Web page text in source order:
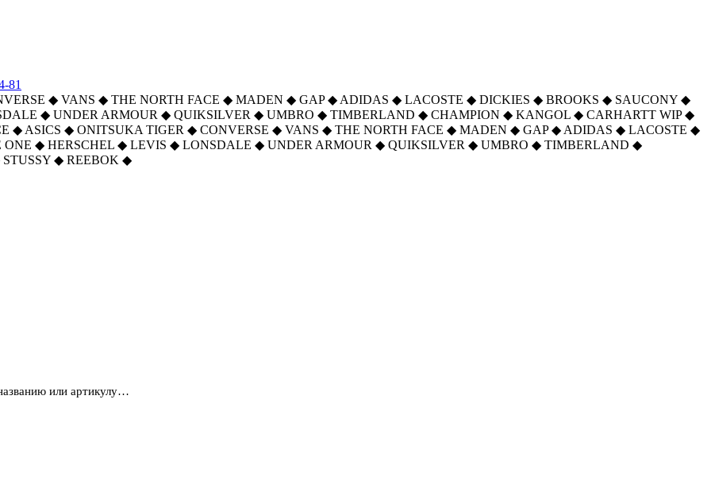
81
◆ VANS ◆ THE NORTH FACE ◆ MADEN ◆ GAP ◆ ADIDAS ◆ LACOSTE ◆ DICKIES ◆ BROOKS ◆ SAUCONY ◆
◆ UNDER ARMOUR ◆ QUIKSILVER ◆ UMBRO ◆ TIMBERLAND ◆ CHAMPION ◆ KANGOL ◆ CARHARTT WIP ◆
◆ ASICS ◆ ONITSUKA TIGER ◆ CONVERSE ◆ VANS ◆ THE NORTH FACE ◆ MADEN ◆ GAP ◆ ADIDAS ◆ LACOSTE ◆
ONE ◆ HERSCHEL ◆ LEVIS ◆ LONSDALE ◆ UNDER ARMOUR ◆ QUIKSILVER ◆ UMBRO ◆ TIMBERLAND ◆
STUSSY ◆ REEBOK ◆